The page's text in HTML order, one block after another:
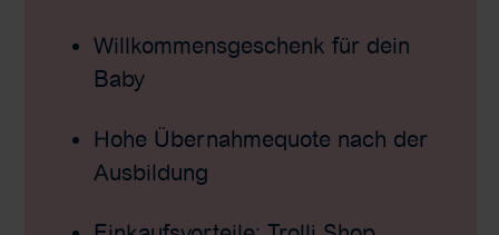
Willkommensgeschenk für dein
Baby
Hohe Übernahmequote nach der
Ausbildung